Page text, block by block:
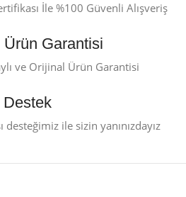
İle %100 Güvenli Alışveriş
Ürün Garantisi
ve Orijinal Ürün Garantisi
Destek
desteğimiz ile sizin yanınızdayız